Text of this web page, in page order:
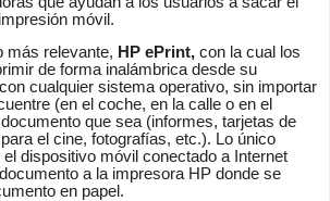
móvil.
más relevante, HP ePrint, con la cual
los
de forma inalámbrica desde su
cualquier sistema operativo, sin importar
(en el coche, en la calle o en el
que sea (informes, tarjetas de
el cine, fotografías, etc.). Lo único
dispositivo móvil conectado a Internet
a la impresora HP donde se
en papel.